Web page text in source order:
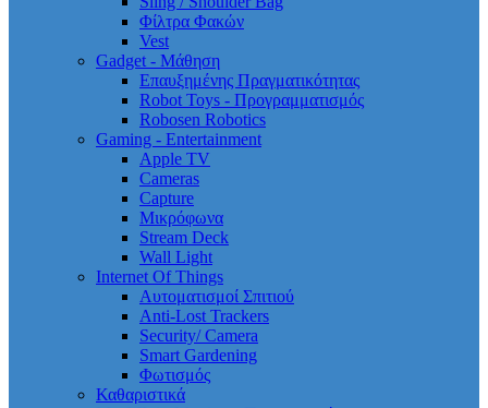
Φίλτρα Φακών
Vest
Gadget - Μάθηση
Επαυξημένης Πραγματικότητας
Robot Toys - Προγραμματισμός
Robosen Robotics
Gaming - Entertainment
Apple TV
Cameras
Capture
Μικρόφωνα
Stream Deck
Wall Light
Internet Of Things
Αυτοματισμοί Σπιτιού
Anti-Lost Trackers
Security/ Camera
Smart Gardening
Φωτισμός
Καθαριστικά